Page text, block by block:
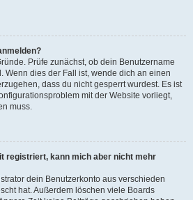
Prüfe zunächst, ob dein Benutzername
Wenn dies der Fall ist, wende dich an einen
dass du nicht gesperrt wurdest. Es ist
mit der Website vorliegt,
muss.
registriert, kann mich aber nicht mehr
dein Benutzerkonto aus verschieden
hat. Außerdem löschen viele Boards